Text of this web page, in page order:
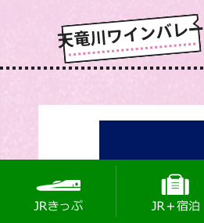
天竜川ワインバレー